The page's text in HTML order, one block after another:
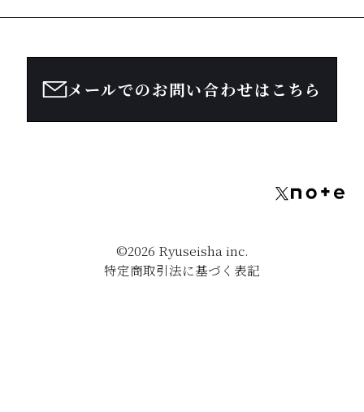
メールでのお問い合わせはこちら
©2026 Ryuseisha inc.
特定商取引法に基づく表記